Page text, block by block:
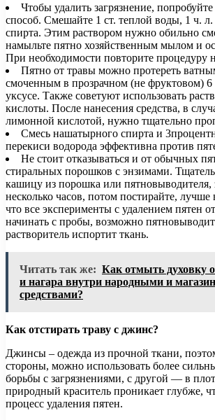
Чтобы удалить загрязнение,
способ. Смешайте 1 ст. теплой воды, 1 ч.
спирта. Этим раствором нужно обильно
намыльте пятно хозяйственным мылом и
При необходимости повторите процедуру
Пятно от травы можно протереть
смоченным в прозрачном (не фруктовом)
уксусе. Также советуют использовать
кислоты. После нанесения средства, в
лимонной кислотой, нужно тщательно
Смесь нашатырного спирта и
перекиси водорода эффективна против
Не стоит отказываться и от обычных
стиральных порошков с энзимами.
кашицу из порошка или пятновыводителя,
несколько часов, потом постирайте,
что все эксперименты с удалением пятен
начинать с пробы, возможно
растворитель испортит ткань.
Читать так же: Как отмыть духовку
и нагара внутри народными и
средствами?
Как отстирать траву с джинс?
Джинсы – одежда из прочной ткани,
стороны, можно использовать более
борьбы с загрязнениями, с другой — в
природный краситель проникает глубже,
процесс удаления пятен.